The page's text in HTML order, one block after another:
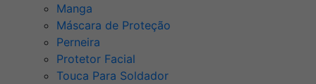
Manga
Máscara de Proteção
Perneira
Protetor Facial
Touca Para Soldador